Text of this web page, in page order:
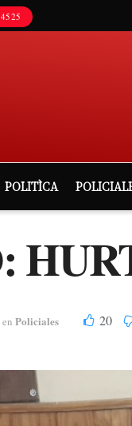
POLITÌCA
en Policiales 20